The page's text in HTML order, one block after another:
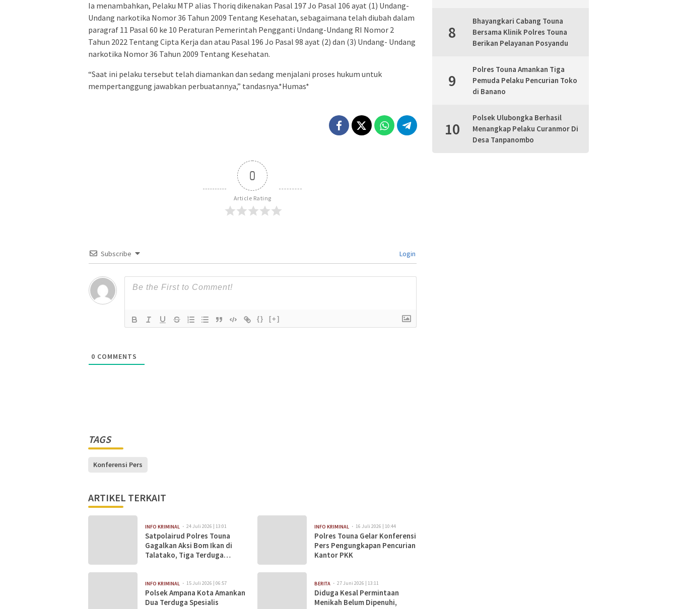
Ia menambahkan, Pelaku MTP alias Thoriq dikenakan Pasal 197 Jo Pasal 106 ayat (1) Undang-
Undang narkotika Nomor 36 Tahun 2009 Tentang Kesehatan, sebagaimana telah diubah dalam
paragraf 11 Pasal 60 ke 10 Peraturan Pemerintah Pengganti Undang-Undang RI Nomor 2
Tahun 2022 Tentang Cipta Kerja dan atau Pasal 196 Jo Pasal 98 ayat (2) dan (3) Undang- Undang
narkotika Nomor 36 Tahun 2009 Tentang Kesehatan.
“Saat ini pelaku tersebut telah diamankan dan sedang menjalani proses hukum untuk
mempertanggung jawabkan perbuatannya,” tandasnya.*Humas*
0
Article Rating
Subscribe Login
{} [+]
0 COMMENTS
TAGS
Konferensi Pers
ARTIKEL TERKAIT
INFO KRIMINAL 24 Juli 2026 | 13:01
Satpolairud Polres Touna
Gagalkan Aksi Bom Ikan di
Talatako, Tiga Terduga
INFO KRIMINAL 16 Juli 2026 | 10:44
Polres Touna Gelar Konferensi
Pers Pengungkapan Pencurian
Kantor PKK
INFO KRIMINAL 15 Juli 2026 | 06:57
Polsek Ampana Kota Amankan
Dua Terduga Spesialis
BERITA 27 Juni 2026 | 13:11
Diduga Kesal Permintaan
Menikah Belum Dipenuhi,
8
Bhayangkari Cabang Touna
Bersama Klinik Polres Touna
Berikan Pelayanan Posyandu
9
Polres Touna Amankan Tiga
Pemuda Pelaku Pencurian Toko
di Banano
10
Polsek Ulubongka Berhasil
Menangkap Pelaku Curanmor Di
Desa Tanpanombo